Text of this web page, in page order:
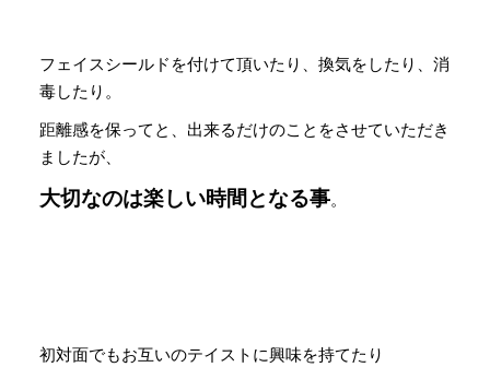
フェイスシールドを付けて頂いたり、換気をしたり、消
毒したり。
距離感を保ってと、出来るだけのことをさせていただき
ましたが、
大切なのは楽しい時間となる事。
初対面でもお互いのテイストに興味を持てたり